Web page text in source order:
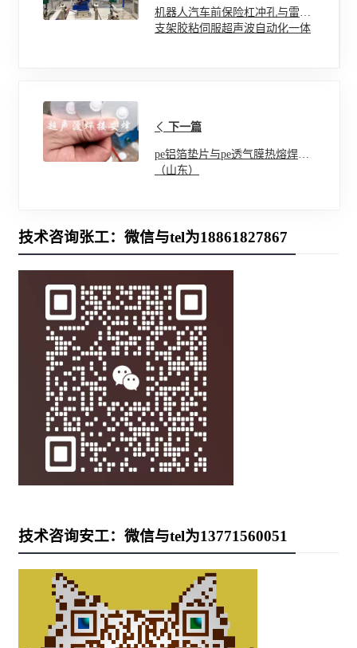
机器人汽车前保险杠冲孔与雷达
支架胶粘伺服超声波自动化一体
下一篇
pe铝箔垫片与pe透气膜热熔焊接
（山东）
技术咨询张工：微信与tel为18861827867
技术咨询安工：微信与tel为13771560051